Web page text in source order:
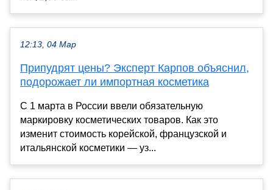
12:13, 04 Мар
Припудрят цены? Эксперт Карпов объяснил,
подорожает ли импортная косметика
С 1 марта в России ввели обязательную
маркировку косметических товаров. Как это
изменит стоимость корейской, французской и
итальянской косметики — уз...